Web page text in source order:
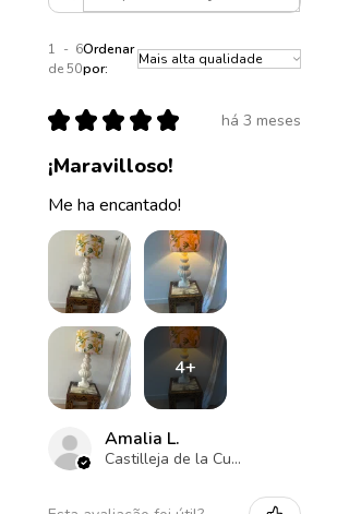
1 - 6
de 50
Ordenar
por:
★ ★ ★ ★ ★ há 3 meses
¡Maravilloso!
Me ha encantado!
4+
Amalia L.
Castilleja de la Cuesta , ES-AN